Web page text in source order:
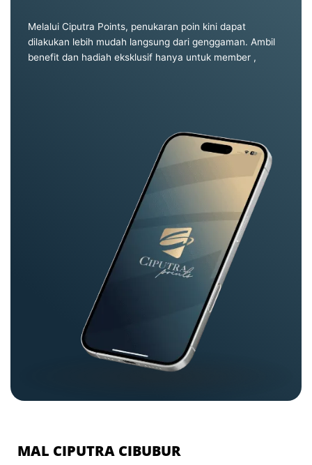
Melalui Ciputra Points, penukaran poin kini dapat
dilakukan lebih mudah langsung dari genggaman. Ambil
benefit dan hadiah eksklusif hanya untuk member ,
MAL CIPUTRA CIBUBUR